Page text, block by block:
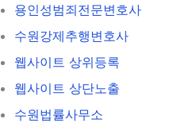
용인성범죄전문변호사
수원강제추행변호사
웹사이트 상위등록
웹사이트 상단노출
수원법률사무소